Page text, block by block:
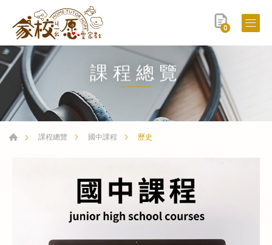
0
課程總覽
課程總覽 國中課程 歷史